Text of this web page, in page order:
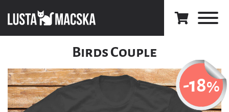
Birds Couple
-18%